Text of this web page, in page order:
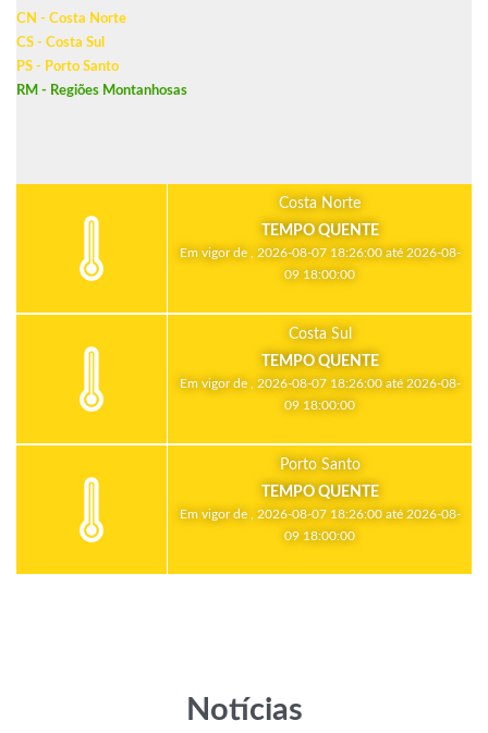
CN - Costa Norte
CS - Costa Sul
PS - Porto Santo
RM - Regiões Montanhosas
Costa Norte
TEMPO QUENTE
Em vigor de , 2026-08-07 18:26:00 até 2026-08-
09 18:00:00
Costa Sul
TEMPO QUENTE
Em vigor de , 2026-08-07 18:26:00 até 2026-08-
09 18:00:00
Porto Santo
TEMPO QUENTE
Em vigor de , 2026-08-07 18:26:00 até 2026-08-
09 18:00:00
Notícias